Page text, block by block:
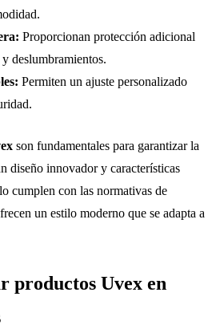
Proporcionan protección adicional
deslumbramientos.
Permiten un ajuste personalizado
son fundamentales para garantizar la
diseño innovador y características
cumplen con las normativas de
un estilo moderno que se adapta a
productos Uvex en